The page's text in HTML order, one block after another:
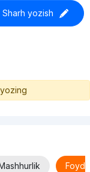
Sharh yozish